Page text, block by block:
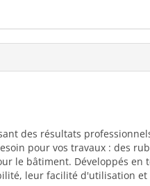
des résultats
pour vos travaux : des
le bâtiment. Développés en
leur facilité d'utilisation et